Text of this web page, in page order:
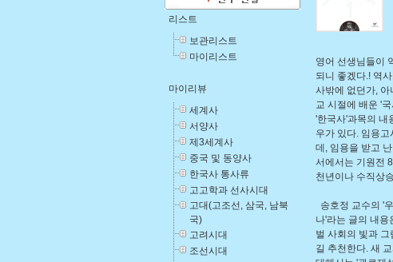
리스트
보관리스트
마이리스트
마이리뷰
세계사
서양사
제3세계사
중국 및 동양사
한국사 통사류
고고학과 선사시대
고대(고조선, 삼국, 남북
국)
고려시대
조선시대
영어 선생님들이
되니 좋겠다.! 역
사밖에 없던가,
교 시절에 배운 '
'한국사'과목의 내
우가 있다. 임용
데, 임용을 받고
서에서는 기원전
천년이나 수직상
송호정 교수의 '
나'라는 글의 내용
벌 사회의 빛과
길 추천한다. 새